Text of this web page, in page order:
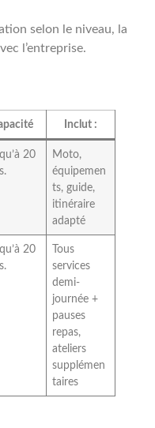
selon le niveau, la
l’entreprise.
Inclut :
20
Moto,
équipemen
ts, guide,
itinéraire
adapté
20
Tous
services
demi-
journée +
pauses
repas,
ateliers
supplémen
taires